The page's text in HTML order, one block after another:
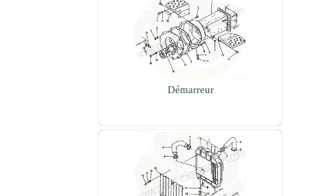
Démarreur